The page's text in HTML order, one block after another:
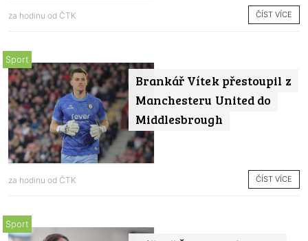
za hodinu od ČTK ČÍST VÍCE
Brankář Vítek přestoupil z
Manchesteru United do
Middlesbrough
Sport
za hodinu od ČTK ČÍST VÍCE
Sport